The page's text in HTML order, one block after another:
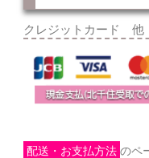
クレジットカード 他
配送・お支払方法 のペ